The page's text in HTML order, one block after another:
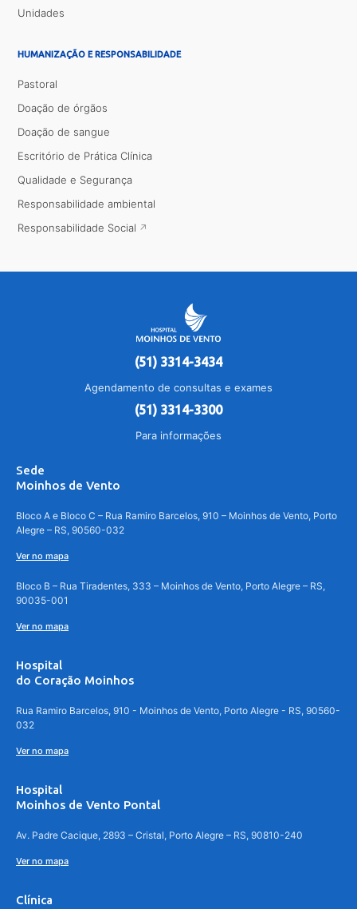
Unidades
HUMANIZAÇÃO E RESPONSABILIDADE
Pastoral
Doação de órgãos
Doação de sangue
Escritório de Prática Clínica
Qualidade e Segurança
Responsabilidade ambiental
Responsabilidade Social
(51) 3314-3434
Agendamento de consultas e exames
(51) 3314-3300
Para informações
Sede
Moinhos de Vento
Bloco A e Bloco C – Rua Ramiro Barcelos, 910 – Moinhos de Vento, Porto
Alegre – RS, 90560-032
Ver no mapa
Bloco B – Rua Tiradentes, 333 – Moinhos de Vento, Porto Alegre – RS,
90035-001
Ver no mapa
Hospital
do Coração Moinhos
Rua Ramiro Barcelos, 910 - Moinhos de Vento, Porto Alegre - RS, 90560-
032
Ver no mapa
Hospital
Moinhos de Vento Pontal
Av. Padre Cacique, 2893 – Cristal, Porto Alegre – RS, 90810-240
Ver no mapa
Clínica